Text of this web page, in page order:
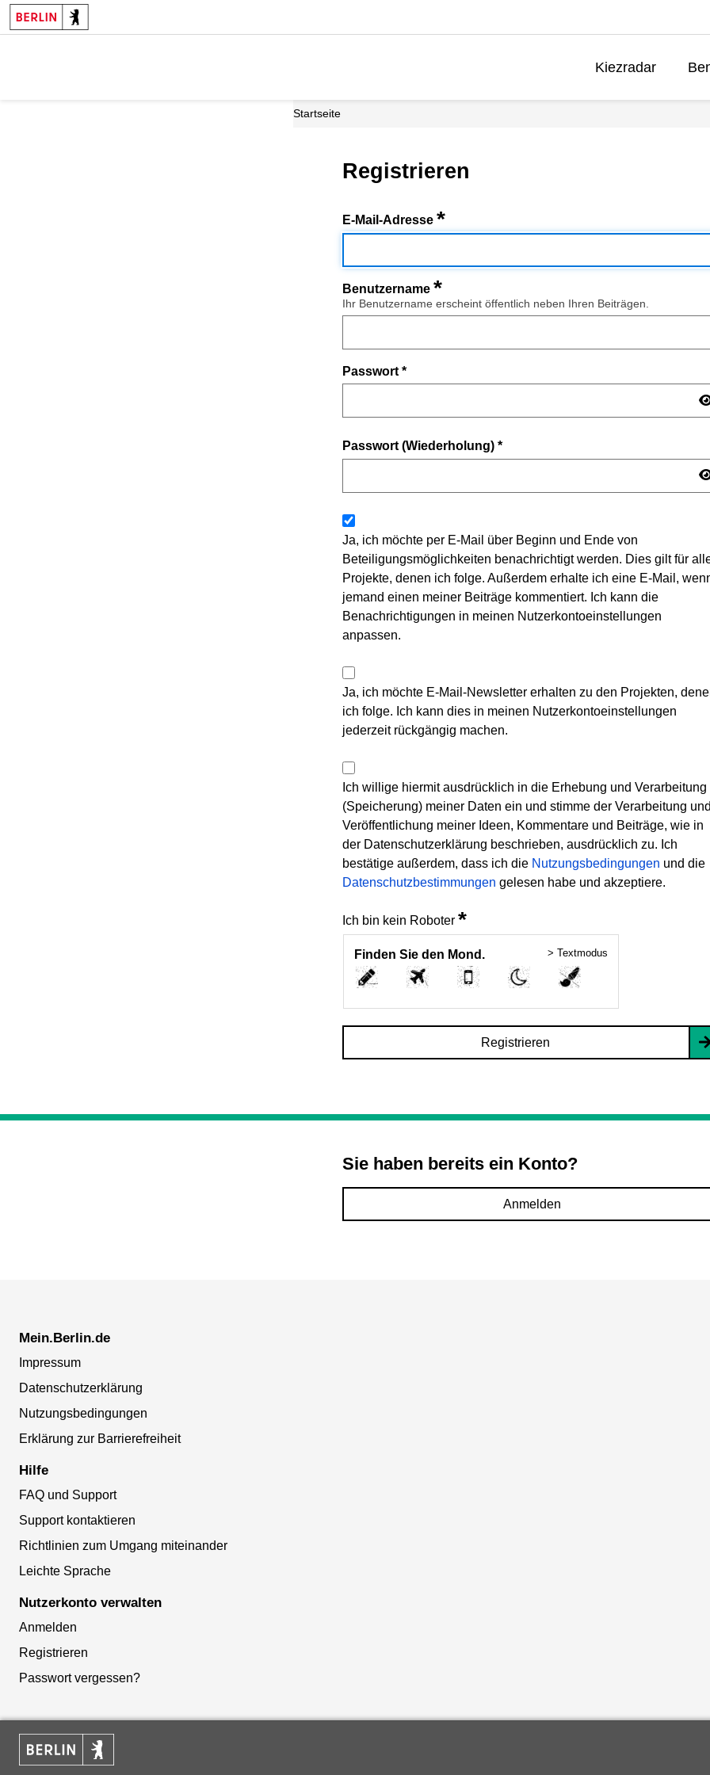
Kiezradar
Startseite
Registrieren
E-Mail-Adresse *
Benutzername *
Ihr Benutzername erscheint öffentlich neben Ihren Beiträgen.
Passwort *
Passwort (Wiederholung) *
Ja, ich möchte per E-Mail über Beginn und Ende von
Beteiligungsmöglichkeiten benachrichtigt werden. Dies gilt für
Projekte, denen ich folge. Außerdem erhalte ich eine E-Mail,
jemand einen meiner Beiträge kommentiert. Ich kann die
Benachrichtigungen in meinen Nutzerkontoeinstellungen
anpassen.
Ja, ich möchte E-Mail-Newsletter erhalten zu den Projekten,
ich folge. Ich kann dies in meinen Nutzerkontoeinstellungen
jederzeit rückgängig machen.
Ich willige hiermit ausdrücklich in die Erhebung und Verarbeitung
(Speicherung) meiner Daten ein und stimme der Verarbeitung und
Veröffentlichung meiner Ideen, Kommentare und Beiträge, wie in
der Datenschutzerklärung beschrieben, ausdrücklich zu. Ich
bestätige außerdem, dass ich die Nutzungsbedingungen und die
Datenschutzbestimmungen gelesen habe und akzeptiere.
Ich bin kein Roboter *
Finden Sie den Mond. > Textmodus
Registrieren
Sie haben bereits ein Konto?
Anmelden
Mein.Berlin.de
Impressum
Datenschutzerklärung
Nutzungsbedingungen
Erklärung zur Barrierefreiheit
Hilfe
FAQ und Support
Support kontaktieren
Richtlinien zum Umgang miteinander
Leichte Sprache
Nutzerkonto verwalten
Anmelden
Registrieren
Passwort vergessen?